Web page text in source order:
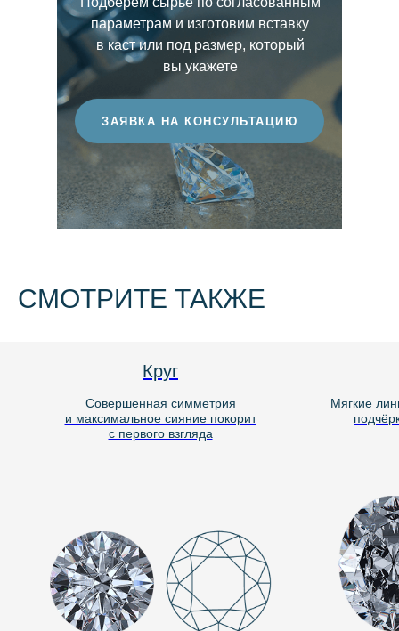
выразительность световой игры. Чем выше
этот показатель, тем более ценным
считается бриллиант.
ЗАЯВКА НА КОНСУЛЬТАЦИЮ
параметрам и изготовим вставку
в каст или под размер, который
вы укажете
СМОТРИТЕ ТАКЖЕ
Круг
Совершенная симметрия
и максимальное сияние покорит
с первого взгляда
Мягкие